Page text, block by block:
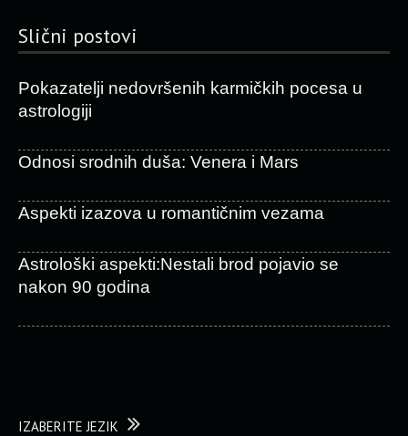
Slični postovi
Pokazatelji nedovršenih karmičkih pocesa u
astrologiji
Odnosi srodnih duša: Venera i Mars
Aspekti izazova u romantičnim vezama
Astrološki aspekti:Nestali brod pojavio se
nakon 90 godina
IZABERITE JEZIK